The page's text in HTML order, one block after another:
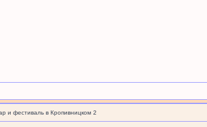
и фестиваль в Кропивницком 2